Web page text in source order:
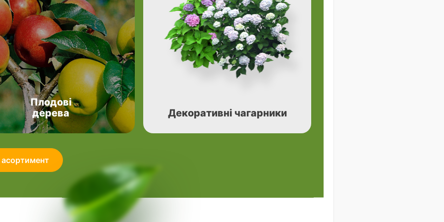
Плодові
дерева
Декоративні чагарники